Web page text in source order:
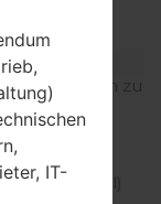
HSDPA,
Bildschirm zu
(~233
pro Zoll)
IT-